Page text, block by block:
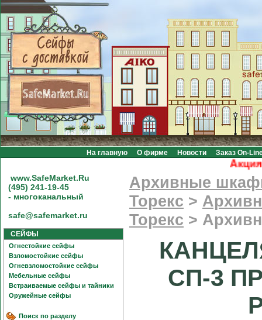
На главную О фирме Новости Заказ On-
Акция!
www.SafeMarket.Ru
(495) 241-19-45
- многоканальный
safe@safemarket.ru
СЕЙФЫ
Огнестойкие сейфы
Взломостойкие сейфы
Огневзломостойкие сейфы
Мебельные сейфы
Встраиваемые сейфы и тайники
Оружейные сейфы
Поиск по разделу
Архивные
Торекс >
Торекс >
СП-3